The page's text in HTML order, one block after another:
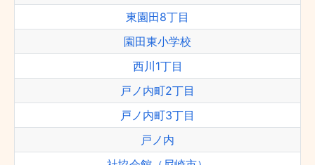
東園田8丁目
園田東小学校
西川1丁目
戸ノ内町2丁目
戸ノ内町3丁目
戸ノ内